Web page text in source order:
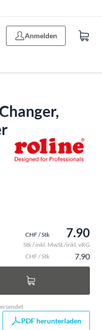
Anmelden
CHF / Stk 7.90
Stk / inkl. MwSt./inkl. vRG
CHF / Stk 7.90
PDF herunterladen